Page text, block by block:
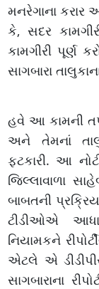
મનરેગાના કરાર
કે, સદર
કામગીરી પૂર્ણ
સાગબારા
હવે આ કામની
અને તેમનાં
ફટકારી. આ
જિલ્લાવાળા
બાબતની
ટીડીઓએ
નિયામકને
એટલે એ
સાગબારાના